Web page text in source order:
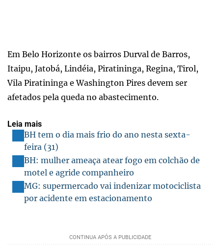
Em Belo Horizonte os bairros Durval de Barros,
Itaipu, Jatobá, Lindéia, Piratininga, Regina, Tirol,
Vila Piratininga e Washington Pires devem ser
afetados pela queda no abastecimento.
Leia mais
BH tem o dia mais frio do ano nesta sexta-
feira (31)
BH: mulher ameaça atear fogo em colchão de
motel e agride companheiro
MG: supermercado vai indenizar motociclista
por acidente em estacionamento